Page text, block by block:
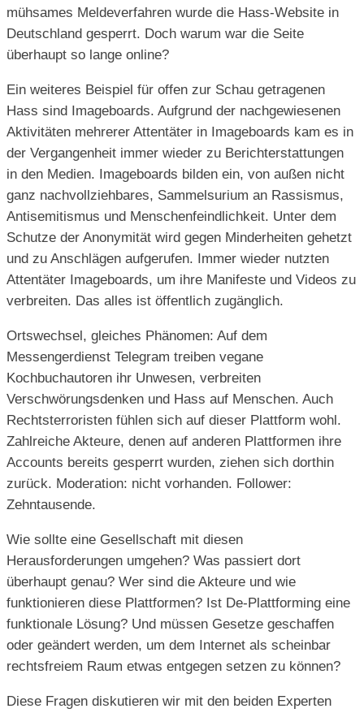
mühsames Meldeverfahren wurde die Hass-Website in
Deutschland gesperrt. Doch warum war die Seite
überhaupt so lange online?
Ein weiteres Beispiel für offen zur Schau getragenen
Hass sind Imageboards. Aufgrund der nachgewiesenen
Aktivitäten mehrerer Attentäter in Imageboards kam es in
der Vergangenheit immer wieder zu Berichterstattungen
in den Medien. Imageboards bilden ein, von außen nicht
ganz nachvollziehbares, Sammelsurium an Rassismus,
Antisemitismus und Menschenfeindlichkeit. Unter dem
Schutze der Anonymität wird gegen Minderheiten gehetzt
und zu Anschlägen aufgerufen. Immer wieder nutzten
Attentäter Imageboards, um ihre Manifeste und Videos zu
verbreiten. Das alles ist öffentlich zugänglich.
Ortswechsel, gleiches Phänomen: Auf dem
Messengerdienst Telegram treiben vegane
Kochbuchautoren ihr Unwesen, verbreiten
Verschwörungsdenken und Hass auf Menschen. Auch
Rechtsterroristen fühlen sich auf dieser Plattform wohl.
Zahlreiche Akteure, denen auf anderen Plattformen ihre
Accounts bereits gesperrt wurden, ziehen sich dorthin
zurück. Moderation: nicht vorhanden. Follower:
Zehntausende.
Wie sollte eine Gesellschaft mit diesen
Herausforderungen umgehen? Was passiert dort
überhaupt genau? Wer sind die Akteure und wie
funktionieren diese Plattformen? Ist De-Plattforming eine
funktionale Lösung? Und müssen Gesetze geschaffen
oder geändert werden, um dem Internet als scheinbar
rechtsfreiem Raum etwas entgegen setzen zu können?
Diese Fragen diskutieren wir mit den beiden Experten